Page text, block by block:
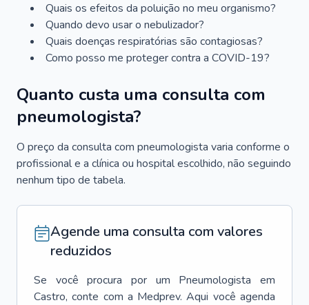
Quais os efeitos da poluição no meu organismo?
Quando devo usar o nebulizador?
Quais doenças respiratórias são contagiosas?
Como posso me proteger contra a COVID-19?
Quanto custa uma consulta com
pneumologista?
O preço da consulta com pneumologista varia conforme o
profissional e a clínica ou hospital escolhido, não seguindo
nenhum tipo de tabela.
Agende uma consulta com valores
reduzidos
Se você procura por um Pneumologista
em
Castro, conte com a Medprev. Aqui você agenda